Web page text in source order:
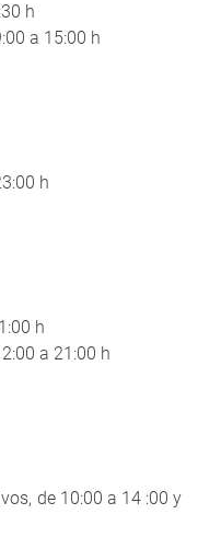
h
a 15:00 h
h
h
a 21:00 h
de 10:00 a 14 :00 y